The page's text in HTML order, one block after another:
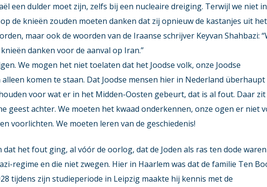
een dulder moet zijn, zelfs bij een nucleaire dreiging. Terwijl we niet
de knieën zouden moeten danken dat zij opnieuw de kastanjes uit het
maar ook de woorden van de Iraanse schrijver Keyvan Shahbazi:
danken voor de aanval op Iran.”
We mogen het niet toelaten dat het Joodse volk, onze Joodse
komen te staan. Dat Joodse mensen hier in Nederland überhaupt
voor wat er in het Midden-Oosten gebeurt, dat is al fout. Daar zit
geest achter. We moeten het kwaad onderkennen, onze ogen er niet
voorlichten. We moeten leren van de geschiedenis!
dat het fout ging, al vóór de oorlog, dat de Joden als ras ten dode waren
regime en die niet zwegen. Hier in Haarlem was dat de familie Ten
tijdens zijn studieperiode in Leipzig maakte hij kennis met de